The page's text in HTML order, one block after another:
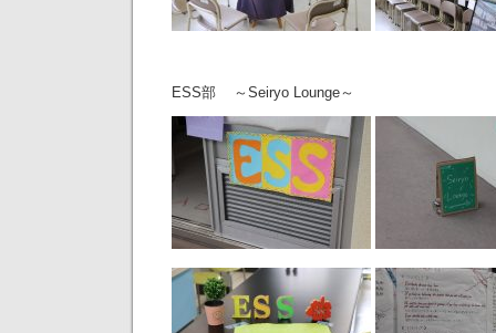
ESS部 ～Seiryo Lounge～